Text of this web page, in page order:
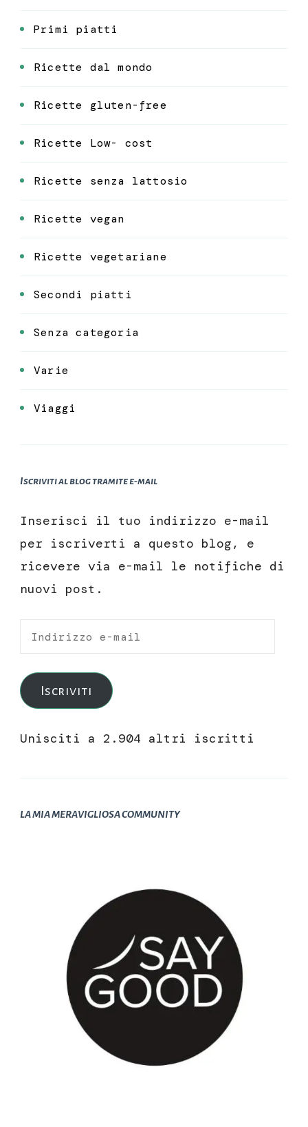
Primi piatti
Ricette dal mondo
Ricette gluten-free
Ricette Low- cost
Ricette senza lattosio
Ricette vegan
Ricette vegetariane
Secondi piatti
Senza categoria
Varie
Viaggi
Iscriviti al blog tramite e-mail
Inserisci il tuo indirizzo e-mail
per iscriverti a questo blog, e
ricevere via e-mail le notifiche di
nuovi post.
Indirizzo
mail
Iscriviti
Unisciti a 2.904 altri iscritti
LA MIA MERAVIGLIOSA COMMUNITY